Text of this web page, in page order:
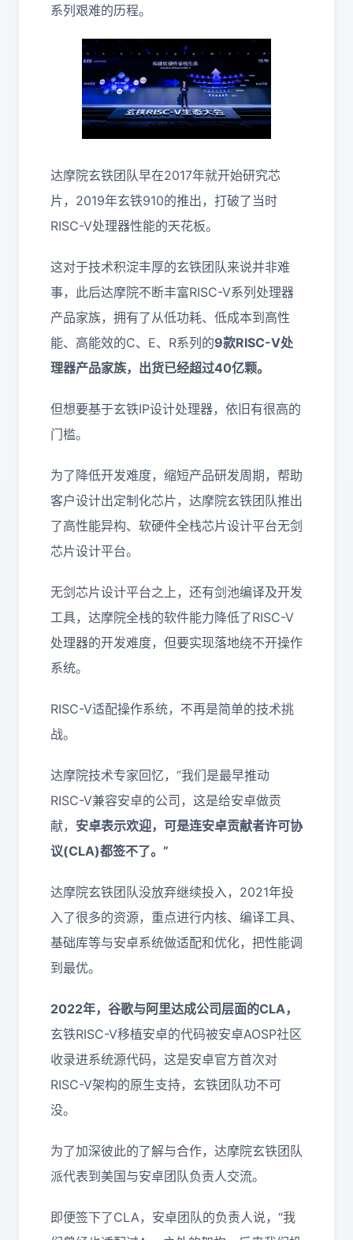
系列艰难的历程。
达摩院玄铁团队早在2017年就开始研究芯
片，2019年玄铁910的推出，打破了当时
RISC-V处理器性能的天花板。
这对于技术积淀丰厚的玄铁团队来说并非难
事，此后达摩院不断丰富RISC-V系列处理器
产品家族，拥有了从低功耗、低成本到高性
能、高能效的C、E、R系列的9款RISC-V处
理器产品家族，出货已经超过40亿颗。
但想要基于玄铁IP设计处理器，依旧有很高的
门槛。
为了降低开发难度，缩短产品研发周期，帮助
客户设计出定制化芯片，达摩院玄铁团队推出
了高性能异构、软硬件全栈芯片设计平台无剑
芯片设计平台。
无剑芯片设计平台之上，还有剑池编译及开发
工具，达摩院全栈的软件能力降低了RISC-V
处理器的开发难度，但要实现落地绕不开操作
系统。
RISC-V适配操作系统，不再是简单的技术挑
战。
达摩院技术专家回忆，“我们是最早推动
RISC-V兼容安卓的公司，这是给安卓做贡
献， 安卓表示欢迎，可是连安卓贡献者许可协
议(CLA)都签不了。”
达摩院玄铁团队没放弃继续投入，2021年投
入了很多的资源，重点进行内核、编译工具、
基础库等与安卓系统做适配和优化，把性能调
到最优。
2022年，谷歌与阿里达成公司层面的CLA，
玄铁RISC-V移植安卓的代码被安卓AOSP社区
收录进系统源代码，这是安卓官方首次对
RISC-V架构的原生支持，玄铁团队功不可
没。
为了加深彼此的了解与合作，达摩院玄铁团队
派代表到美国与安卓团队负责人交流。
即便签下了CLA，安卓团队的负责人说，“我